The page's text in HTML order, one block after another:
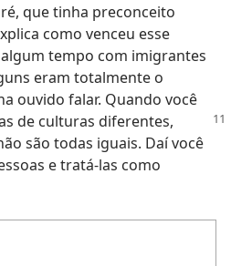
que tinha preconceito
como venceu esse
tempo com imigrantes
eram totalmente o
ouvido falar. Quando você
de culturas diferentes,
são todas iguais. Daí você
e tratá-las como